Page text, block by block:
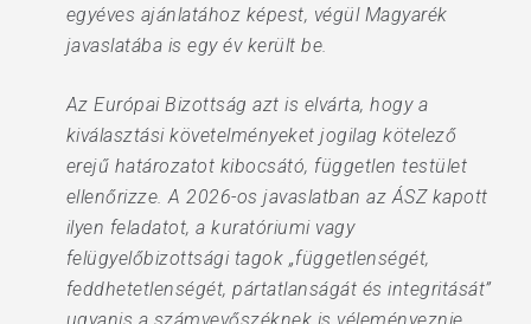
egyéves ajánlatához képest, végül Magyarék
javaslatába is egy év került be.
Az Európai Bizottság azt is elvárta, hogy a
kiválasztási követelményeket jogilag kötelező
erejű határozatot kibocsátó, független testület
ellenőrizze. A 2026-os javaslatban az ÁSZ kapott
ilyen feladatot, a kuratóriumi vagy
felügyelőbizottsági tagok „függetlenségét,
feddhetetlenségét, pártatlanságát és integritását”